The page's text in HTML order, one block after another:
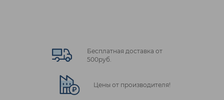
Бесплатная доставка от
500руб.
Цены от производителя!